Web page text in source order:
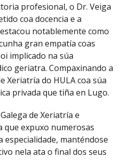
profesional, o Dr. Veiga
coa docencia e a
notablemente como
gran empatía coas
implicado na súa
geriatra. Compaxinando a
Xeriatría do HULA coa súa
privada que tiña en Lugo.
de Xeriatría e
que expuxo numerosas
especialidade, manténdose
nela ata o final dos seus